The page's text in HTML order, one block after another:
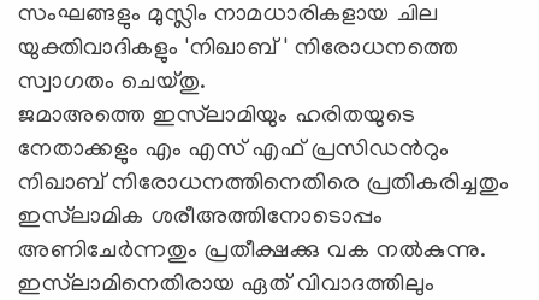
സംഘങ്ങളും മുസ്ലിം നാമധാരികളായ ചില
യുക്തിവാദികളും 'നിഖാബ് ' നിരോധനത്തെ
സ്വാഗതം ചെയ്തു.
ജമാഅത്തെ ഇസ്‌ലാമിയും ഹരിതയുടെ
നേതാക്കളും എം എസ് എഫ് പ്രസിഡൻറും
നിഖാബ് നിരോധനത്തിനെതിരെ പ്രതികരിച്ചതും
ഇസ്‌ലാമിക ശരീഅത്തിനോടൊപ്പം
അണിചേർന്നതും പ്രതീക്ഷക്കു വക നൽകുന്നു.
ഇസ്‌ലാമിനെതിരായ ഏത് വിവാദത്തിലും